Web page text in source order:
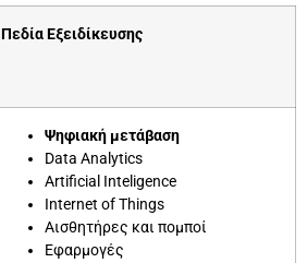
Πεδία Εξειδίκευσης
Ψηφιακή μετάβαση
Data Analytics
Artificial Inteligence
Internet of Things
Αισθητήρες και πομποί
Εφαρμογές